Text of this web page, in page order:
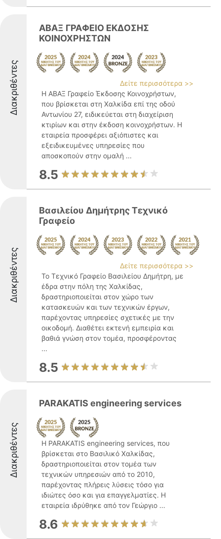
Διακριθέντες
ΑΒΑΞ ΓΡΑΦΕΙΟ ΕΚΔΟΣΗΣ
ΚΟΙΝΟΧΡΗΣΤΩΝ
Δείτε περισσότερα >>
Η ΑΒΑΞ Γραφείο Έκδοσης Κοινοχρήστων,
που βρίσκεται στη Χαλκίδα επί της οδού
Αντωνίου 27, ειδικεύεται στη διαχείριση
κτιρίων και στην έκδοση κοινοχρήστων. Η
εταιρεία προσφέρει αξιόπιστες και
εξειδικευμένες υπηρεσίες που
αποσκοπούν στην ομαλή ...
8.5
Διακριθέντες
Βασιλείου Δημήτρης Τεχνικό
Γραφείο
Δείτε περισσότερα >>
Το Τεχνικό Γραφείο Βασιλείου Δημήτρη, με
έδρα στην πόλη της Χαλκίδας,
δραστηριοποιείται στον χώρο των
κατασκευών και των τεχνικών έργων,
παρέχοντας υπηρεσίες σχετικές με την
οικοδομή. Διαθέτει εκτενή εμπειρία και
βαθιά γνώση στον τομέα, προσφέροντας
...
8.5
Διακριθέντες
PARAKATIS engineering services
Η PARAKATIS engineering services, που
βρίσκεται στο Βασιλικό Χαλκίδας,
δραστηριοποιείται στον τομέα των
τεχνικών υπηρεσιών από το 2010,
παρέχοντας πλήρεις λύσεις τόσο για
ιδιώτες όσο και για επαγγελματίες. Η
εταιρεία ιδρύθηκε από τον Γεώργιο ...
8.6